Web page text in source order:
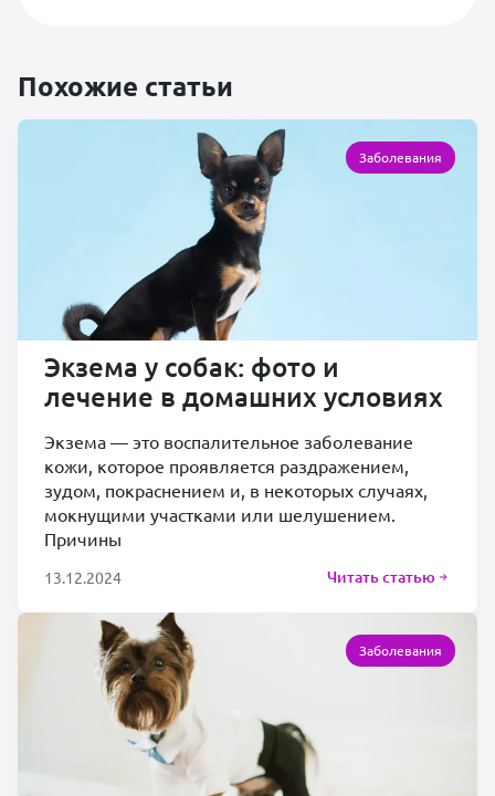
Похожие статьи
Экзема у собак: фото и
лечение в домашних условиях
Экзема — это воспалительное заболевание
кожи, которое проявляется раздражением,
зудом, покраснением и, в некоторых случаях,
мокнущими участками или шелушением.
Причины
13.12.2024 Читать статью
Заболевания
Заболевания